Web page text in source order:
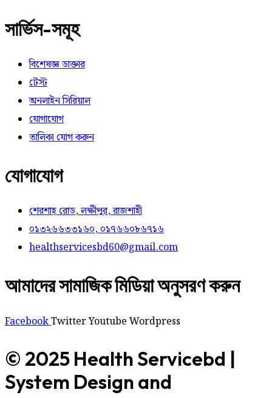
সার্ভিস-সমূহ
বিশেষজ্ঞ ডাক্তার
টেস্ট
অনলাইন সিরিয়াল
যোগাযোগ
তালিকা যোগ করুন
যোগাযোগ
শেরশাহ্ রোড, লক্ষীপুর, রাজশাহী
০১৩২৬৬৩৩১৬০, ০১৭৬৬০৮৬৭১৬
healthservicesbd60@gmail.com
আমাদের সামাজিক মিডিয়া অনুসরণ করুন
FacebookTwitterYoutube Wordpress
© 2025 Health Servicebd |
System Design and